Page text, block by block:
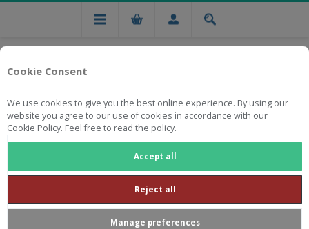
Cookie Consent
We use cookies to give you the best online experience. By using our
website you agree to our use of cookies in accordance with our
Cookie Policy. Feel free to read the policy.
Accept all
Reject all
Manage preferences
Free national delivery on orders from R750